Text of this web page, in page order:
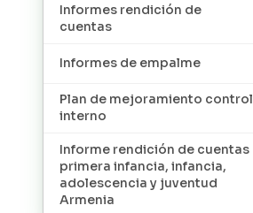
Informes rendición de
cuentas
Informes de empalme
Plan de mejoramiento control
interno
Informe rendición de cuentas
primera infancia, infancia,
adolescencia y juventud
Armenia